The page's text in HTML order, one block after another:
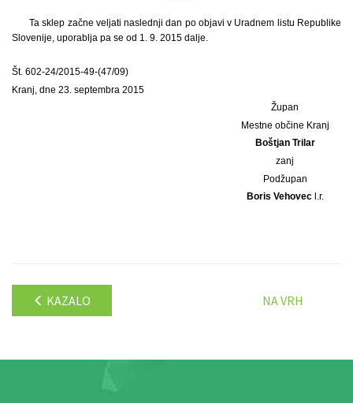
Ta sklep začne veljati naslednji dan po objavi v Uradnem listu Republike
Slovenije, uporablja pa se od 1. 9. 2015 dalje.
Št. 602-24/2015-49-(47/09)
Kranj, dne 23. septembra 2015
Župan
Mestne občine Kranj
Boštjan Trilar
zanj
Podžupan
Boris Vehovecl.r.
KAZALO NA VRH